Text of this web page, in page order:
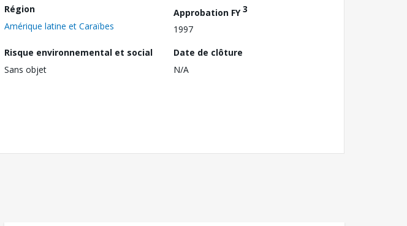
Région
Amérique latine et Caraïbes
Approbation FY3
1997
Risque environnemental et social
Sans objet
Date de clôture
N/A